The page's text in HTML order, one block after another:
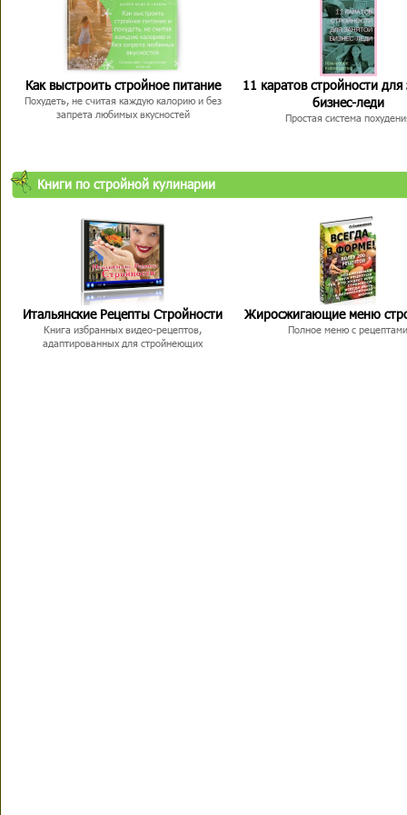
Как выстроить стройное питание
Похудеть, не считая каждую калорию и без
запрета любимых вкусностей
11 каратов стройности для
бизнес-леди
Простая система
Книги по стройной кулинарии
Итальянские Рецепты Стройности
Книга избранных видео-рецептов,
адаптированных для стройнеющих
Жиросжигающие меню
Полное меню с рецептами